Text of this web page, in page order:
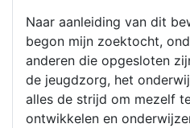
Naar aanleiding van dit
begon mijn zoektocht,
anderen die opgesloten
de jeugdzorg, het
alles de strijd om mezelf
ontwikkelen en